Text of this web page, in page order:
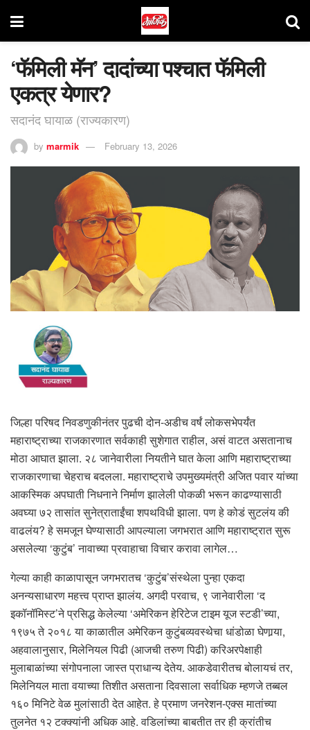
‘फॅमिली मॅन’ दादांच्या पश्चात फॅमिली
एकत्र येणार?
सदानंद घायाळ (राज्यकारण)
by marmik February 13, 2026
जिल्हा परिषद निवडणुकीनंतर पुढची दोन-अडीच वर्षं लोकसभेपर्यंत
महाराष्ट्राच्या राजकारणात सर्वकाही सुशेगात राहील, असं वाटत असतानाच
मोठा आघात झाला. २८ जानेवारीला नियतीने घात केला आणि महाराष्ट्राच्या
राजकारणाचा चेहराच बदलला. महाराष्ट्राचे उपमुख्यमंत्री अजित पवार यांच्या
आकस्मिक अपघाती निधनाने निर्माण झालेली पोकळी भरून काढण्यासाठी
अवघ्या ७२ तासांत सुनेत्राताईंचा शपथविधी झाला. पण हे कोडं सुटलंय की
वाढलंय? हे समजून घेण्यासाठी आपल्याला जगभरात आणि महाराष्ट्रात सुरू
असलेल्या ‘कुटुंब’ नावाच्या प्रवाहाचा विचार करावा लागेल…
गेल्या काही काळापासून जगभरातच ‘कुटुंब’संस्थेला पुन्हा एकदा
अनन्यसाधारण महत्त्व प्राप्त झालंय. अगदी परवाच, ९ जानेवारीला ‘द
इकॉनॉमिस्ट’ने प्रसिद्ध केलेल्या ‘अमेरिकन हेरिटेज टाइम यूज स्टडी’च्या,
१९७५ ते २०१८ या काळातील अमेरिकन कुटुंबव्यवस्थेचा धांडोळा घेणार्‍या,
अहवालानुसार, मिलेनियल पिढी (आजची तरुण पिढी) करिअरपेक्षाही
मुलाबाळांच्या संगोपनाला जास्त प्राधान्य देतेय. आकडेवारीतच बोलायचं तर,
मिलेनियल माता वयाच्या तिशीत असताना दिवसाला सर्वाधिक म्हणजे तब्बल
१६० मिनिटे वेळ मुलांसाठी देत आहेत. हे प्रमाण जनरेशन-एक्स मातांच्या
तुलनेत १२ टक्क्यांनी अधिक आहे. वडिलांच्या बाबतीत तर ही क्रांतीच